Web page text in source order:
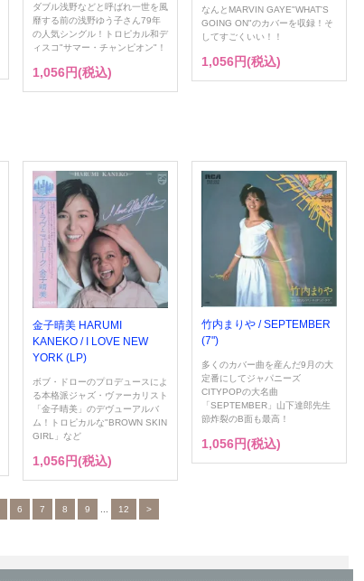
ダブル浅野などと呼ばれ一世を風
靡する前の浅野ゆう子さん79年
の人気シングル！トロピカル和デ
ィスコ"サマー・チャンピオン"！
1,056円(税込)
なんとMARVIN GAYE"WHAT'S
GOING ON"のカバーを収録！そ
してすごくいい！！
1,056円(税込)
金子晴美 HARUMI
KANEKO / I LOVE NEW
YORK (LP)
ボブ・ドローのプロデュースによ
る本格派ジャズ・ヴァーカリスト
「金子晴美」のデヴューアルバ
ム！トロピカルな"BROWN SKIN
GIRL」など
1,056円(税込)
竹内まりや / SEPTEMBER
(7")
多くのカバー曲を産んだ9月の大
定番にしてジャパニーズ
CITYPOPの大名曲
「SEPTEMBER」山下達郎先生
節炸裂のB面も最高！
1,056円(税込)
6 7 8 9 12 >